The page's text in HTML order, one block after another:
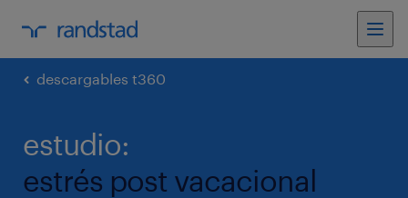
descargables t360
estudio:
estrés post vacacional